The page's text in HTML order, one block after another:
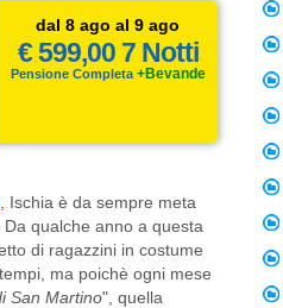
dal 8 ago al 9 ago
€ 599,00 7 Notti
Pensione Completa +Bevande
, Ischia è da sempre meta
qualche anno a questa
di ragazzini in costume
ma poichè ogni mese
San Martino", quella